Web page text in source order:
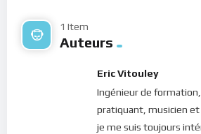
La lumière de ma présence
briller, ne l’affaiblis pas par
préoccupations.La sainteté
laisser vivre à travers toi.
toi, tu es pleinement
1 Item
Auteurs
Eric Vitouley
Ingénieur de
pratiquant, musicien et
je me suis toujours